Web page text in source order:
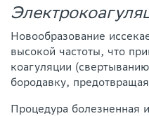
Новообразование
высокой частоты, что
коагуляции
бородавку,
Процедура болезненная